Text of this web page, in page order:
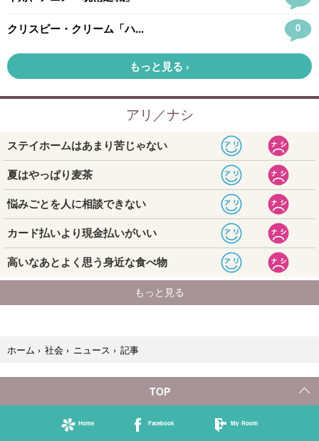
ホーム › 社会 › ニュース › 記事
TOP
Home Facebook My Room